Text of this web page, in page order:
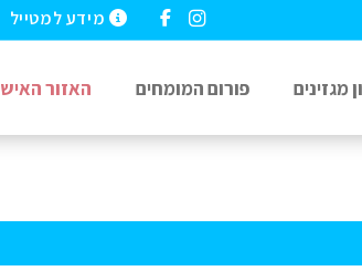
מידע למטייל
מגזינים פורום המומחים האזור